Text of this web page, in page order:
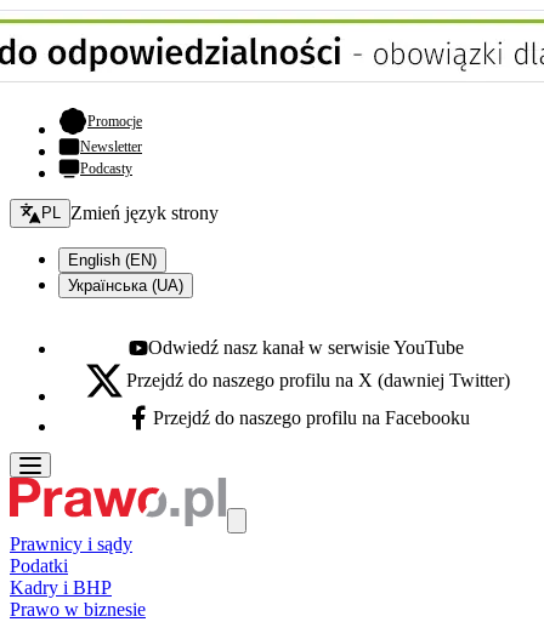
Promocje- otwiera się w nowej karcie
Newsletter
Podcasty
Zmień język - bieżący:
PL Zmień język strony
English (EN)
Українська (UA)
Youtube - otwiera się w nowej karcie
Odwiedź nasz kanał w serwisie YouTube
X - otwiera się w nowej karcie
Przejdź do naszego profilu na X (dawniej Twitter)
Facebook - otwiera się w nowej karcie
Przejdź do naszego profilu na Facebooku
Prawnicy i sądy
Podatki
Kadry i BHP
Prawo w biznesie